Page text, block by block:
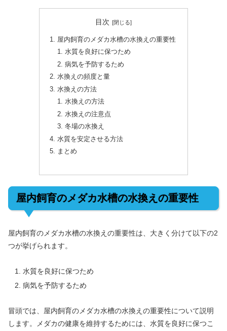
目次
屋内飼育のメダカ水槽の水換えの重要性
水質を良好に保つため
病気を予防するため
水換えの頻度と量
水換えの方法
水換えの方法
水換えの注意点
冬場の水換え
水質を安定させる方法
まとめ
屋内飼育のメダカ水槽の水換えの重要性
屋内飼育のメダカ水槽の水換えの重要性は、大きく分けて以下の2
つが挙げられます。
水質を良好に保つため
病気を予防するため
冒頭では、屋内飼育のメダカ水槽の水換えの重要性について説明
します。メダカの健康を維持するためには、水質を良好に保つこ